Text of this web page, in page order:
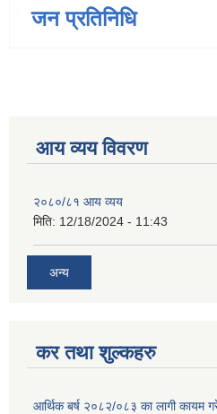
जन प्रतिनिधि
आय व्यय विवरण
२०८०/८१ आय व्यय
मिति: 12/18/2024 - 11:43
अन्य
कर तथा शुल्कहरु
आर्थिक बर्ष २०८२/०८३ का लागी कायम